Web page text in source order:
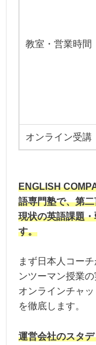
教室・営業時間
オンライン受講
ENGLISH
語専門塾で、第
現状の英語課題
す。
まず日本人コー
ンツーマン授業
オンラインチャ
を徹底します。
運営会社のスタ